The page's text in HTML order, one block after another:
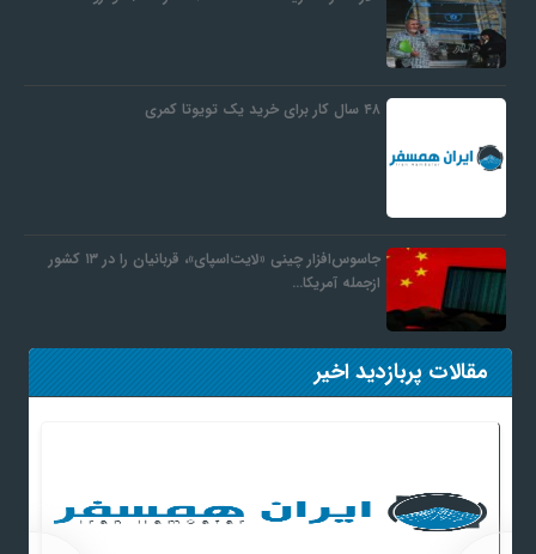
۴۸ سال کار برای خرید یک تویوتا کمری
جاسوس‌افزار چینی «لایت‌اسپای»، قربانیان را در ۱۳ کشور
ازجمله آمریکا…
مقالات پربازدید اخیر